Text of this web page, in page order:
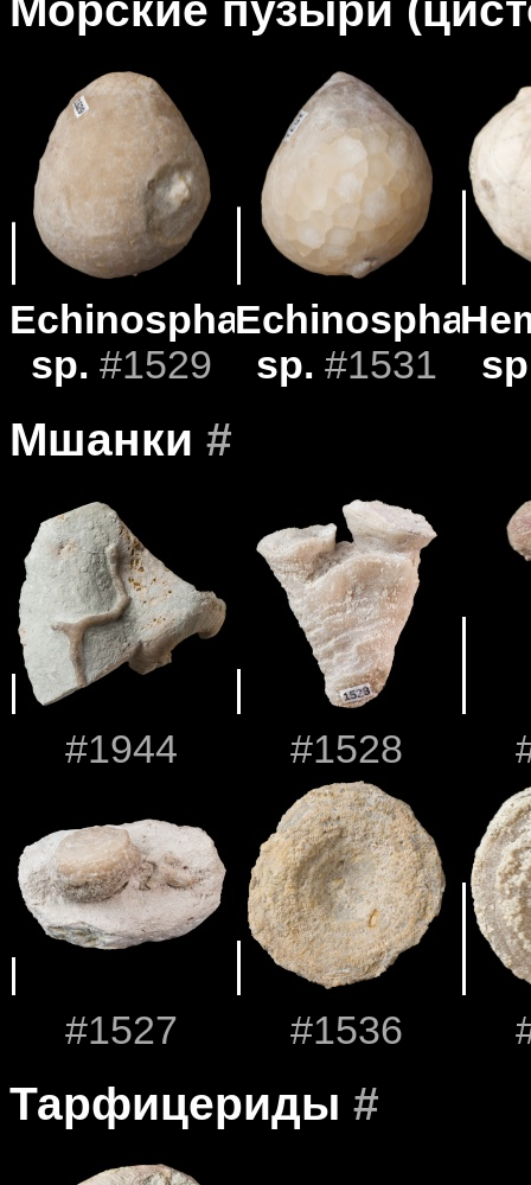
Морские пузыри
Echinosphaerites
sp. #1529
sp. #1531
Мшанки #
#1944 #1528
#1527 #1536
Тарфицериды #